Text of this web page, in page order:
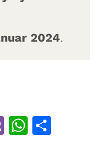
2024.
Viber